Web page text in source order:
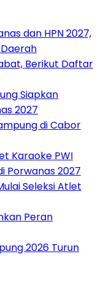
dan HPN 2027,
Berikut Daftar
Siapkan
2027
di Cabor
Karaoke PWI
Porwanas 2027
Seleksi Atlet
Peran
2026 Turun